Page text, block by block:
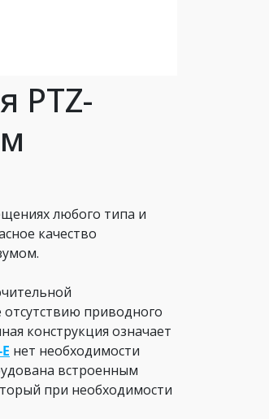
PTZ-
любого типа и
качество
приводного
конструкция означает
нет необходимости
встроенным
при необходимости